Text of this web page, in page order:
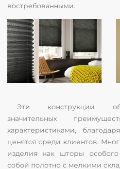
востребованными.
Эти конструкции
значительных
характеристиками,
ценятся среди клиентов.
изделия как шторы
собой полотно с мелкими